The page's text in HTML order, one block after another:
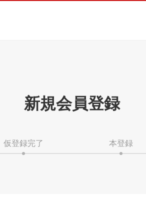
新規会員登録
仮登録完了 本登録